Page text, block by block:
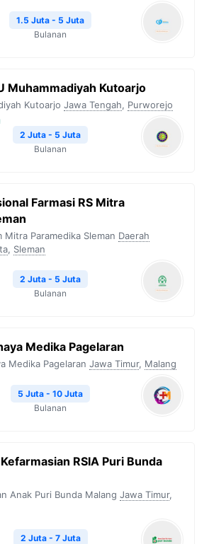
1.5 Juta - 5 Juta
Bulanan
Muhammadiyah Kutoarjo
Kutoarjo Jawa Tengah, Purworejo
2 Juta - 5 Juta
Bulanan
Farmasi RS Mitra
Mitra Paramedika Sleman Daerah
, Sleman
2 Juta - 5 Juta
Bulanan
Medika Pagelaran
Medika Pagelaran Jawa Timur, Malang
5 Juta - 10 Juta
Bulanan
RSIA Puri Bunda
Anak Puri Bunda Malang Jawa Timur,
2 Juta - 7 Juta